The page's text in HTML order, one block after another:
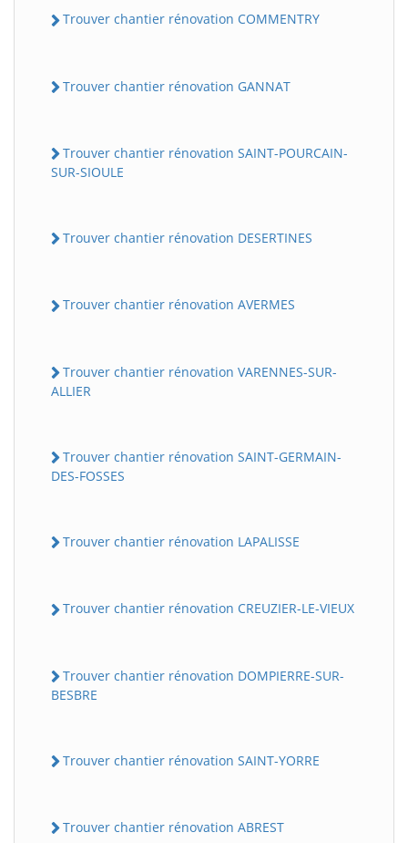
Trouver chantier rénovation COMMENTRY
Trouver chantier rénovation GANNAT
Trouver chantier rénovation SAINT-POURCAIN-
SUR-SIOULE
Trouver chantier rénovation DESERTINES
Trouver chantier rénovation AVERMES
Trouver chantier rénovation VARENNES-SUR-
ALLIER
Trouver chantier rénovation SAINT-GERMAIN-
DES-FOSSES
Trouver chantier rénovation LAPALISSE
Trouver chantier rénovation CREUZIER-LE-VIEUX
Trouver chantier rénovation DOMPIERRE-SUR-
BESBRE
Trouver chantier rénovation SAINT-YORRE
Trouver chantier rénovation ABREST